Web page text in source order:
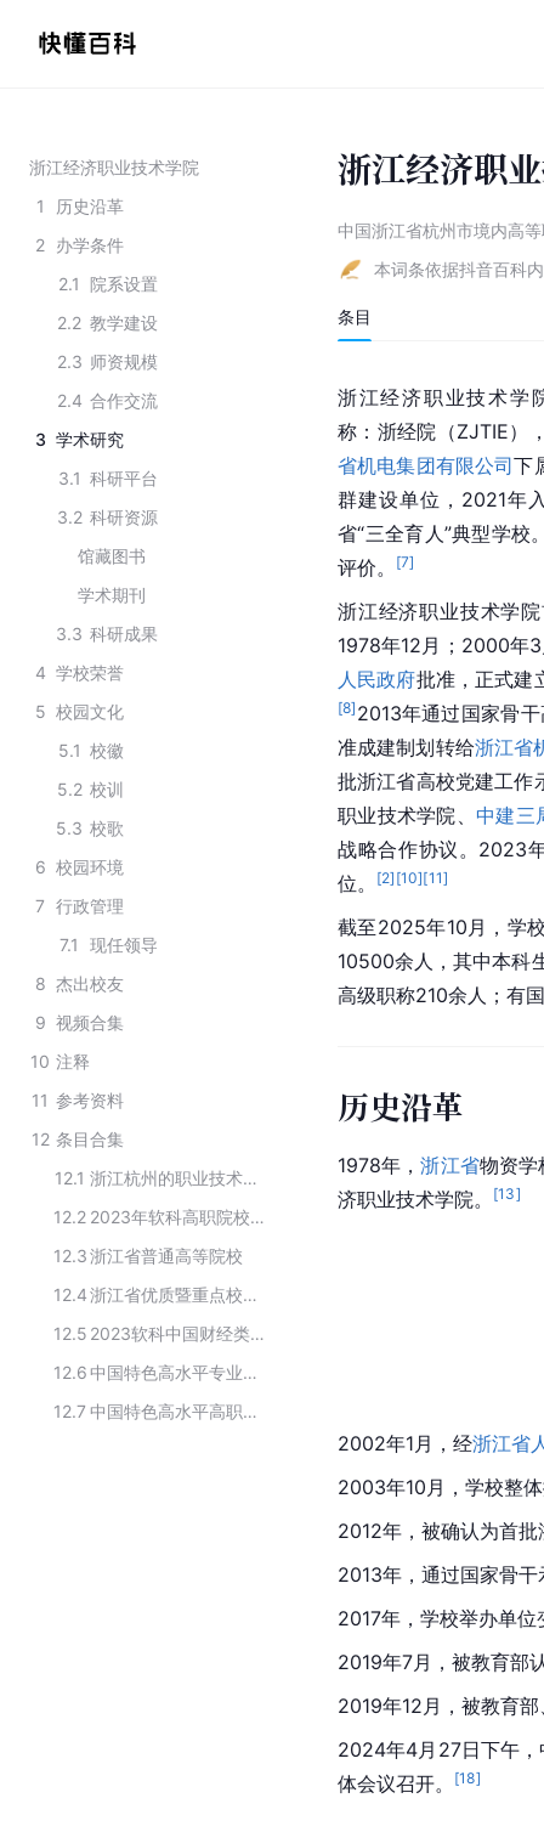
浙江经济职业技术学院
1
历史沿革
2 办学条件
2.1 院系设置
2.2 教学建设
2.3 师资规模
2.4 合作交流
3 学术研究
3.1 科研平台
3.2 科研资源
馆藏图书
学术期刊
3.3 科研成果
4 学校荣誉
5 校园文化
5.1 校徽
5.2 校训
5.3 校歌
6 校园环境
7 行政管理
7.1
现任领导
8 杰出校友
9 视频合集
10 注释
11 参考资料
12 条目合集
12.1
浙江杭州的职业技术学校
12.2
2023年软科高职院校排名（总榜）浙江榜
12.3浙江省普通高等院校
12.4
浙江省优质暨重点校建设计划
12.5
2023软科中国财经类高职院校排名
12.6
中国特色高水平专业群建设单位（B档）
12.7
中国特色高水平高职学校和专业建设计划首批建设单位
浙江经济职
中国浙江省杭州市境内高
本词条依据抖音百科
条目
浙江经济职业技术学
称：浙经院（ZJTIE）
省机电集团有限公司下
群建设单位，2021年
省“三全育人”典型学校
评价。
[7]
浙江经济职业技术学
1978年12月；2000年
人民政府批准，正式建
[8] 2013年通过国家骨
准成建制划转给浙江省
批浙江省高校党建工
职业技术学院、中建三
战略合作协议。2023
位。
[2] [10][11]
截至2025年10月，学
10500余人，其中本科
高级职称210余人；有
历史沿革
1978年，浙江省物资学
济职业技术学院。
[13]
2002年1月，经浙江省
2003年10月，学校整
2012年，被确认为首批
2013年，通过国家骨
2017年，学校举办单位
2019年7月，被教育部
2019年12月，被教育
2024年4月27日下午，
体会议召开。
[18]